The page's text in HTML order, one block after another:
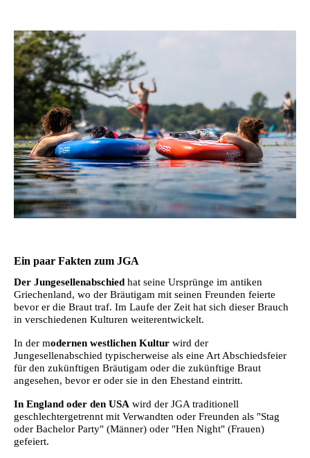
Ein paar Fakten zum JGA
Der Jungesellenabschied hat seine Ursprünge im antiken
Griechenland, wo der Bräutigam mit seinen Freunden feierte
bevor er die Braut traf. Im Laufe der Zeit hat sich dieser Brauch
in verschiedenen Kulturen weiterentwickelt.
In der modernen westlichen Kultur wird der
Jungesellenabschied typischerweise als eine Art Abschiedsfeier
für den zukünftigen Bräutigam oder die zukünftige Braut
angesehen, bevor er oder sie in den Ehestand eintritt.
In England oder den USA wird der JGA traditionell
geschlechtergetrennt mit Verwandten oder Freunden als "Stag
oder Bachelor Party" (Männer) oder "Hen Night" (Frauen)
gefeiert.